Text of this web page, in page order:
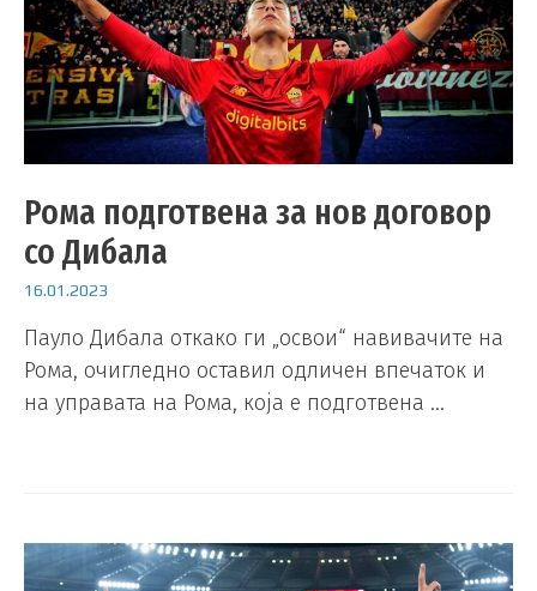
Рома подготвена за нов договор
со Дибала
16.01.2023
Пауло Дибала откако ги „освои“ навивачите на
Рома, очигледно оставил одличен впечаток и
на управата на Рома, која е подготвена …